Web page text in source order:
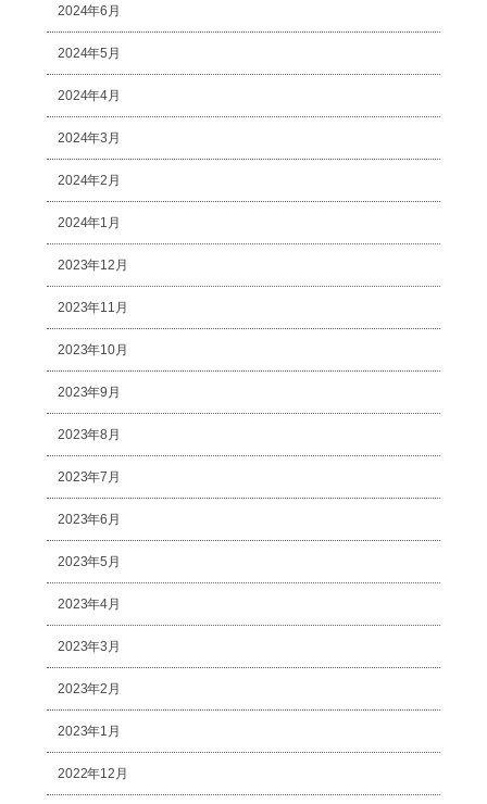
2024年6月
2024年5月
2024年4月
2024年3月
2024年2月
2024年1月
2023年12月
2023年11月
2023年10月
2023年9月
2023年8月
2023年7月
2023年6月
2023年5月
2023年4月
2023年3月
2023年2月
2023年1月
2022年12月